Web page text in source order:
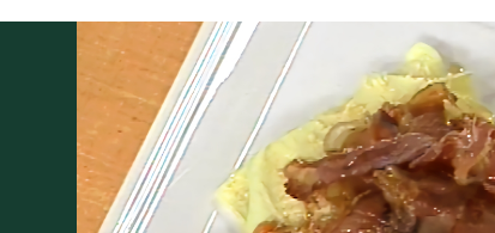
Toast de trucha
curada y queso
casero
30 min
EMPANADAS DE
CARNE
60 min